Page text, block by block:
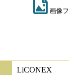
画像
LiCONEX